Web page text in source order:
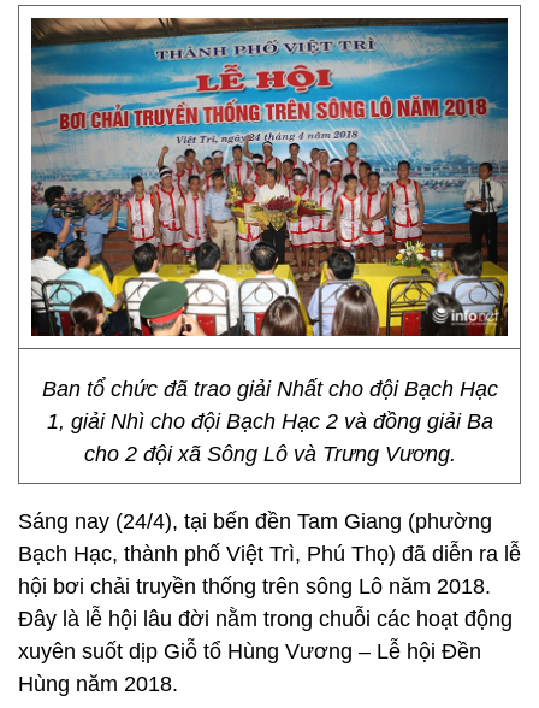
Ban tổ chức đã trao giải Nhất cho đội Bạch Hạc
1, giải Nhì cho đội Bạch Hạc 2 và đồng giải Ba
cho 2 đội xã Sông Lô và Trưng Vương.
Sáng nay (24/4), tại bến đền Tam Giang (phường
Bạch Hạc, thành phố Việt Trì, Phú Thọ) đã diễn ra lễ
hội bơi chải truyền thống trên sông Lô năm 2018.
Đây là lễ hội lâu đời nằm trong chuỗi các hoạt động
xuyên suốt dịp Giỗ tổ Hùng Vương – Lễ hội Đền
Hùng năm 2018.